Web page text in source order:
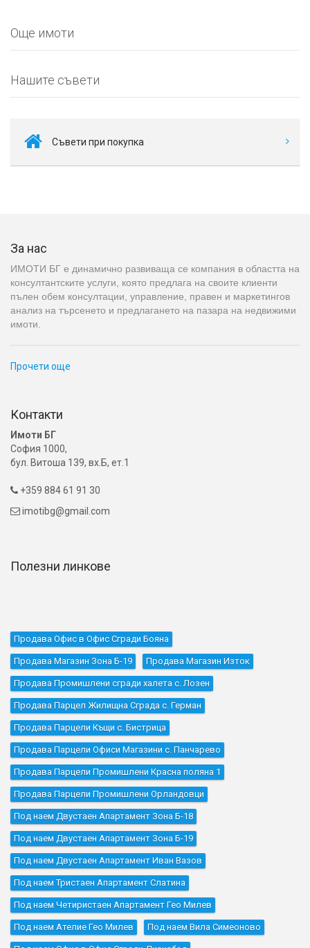
Още имоти
Нашите съвети
Съвети при покупка
За нас
ИМОТИ БГ е динамично развиваща се компания в областта на
консултантските услуги, която предлага на своите клиенти
пълен обем консултации, управление, правен и маркетингов
анализ на търсенето и предлагането на пазара на недвижими
имоти.
Прочети още
Контакти
Имоти БГ
София 1000,
бул. Витоша 139, вх.Б, ет.1
 +359 884 61 91 30
 imotibg@gmail.com
Полезни линкове
Продава Офис в Офис Сгради Бояна
Продава Магазин Зона Б-19 Продава Магазин Изток
Продава Промишлени сгради халета с. Лозен
Продава Парцел Жилищна Сграда с. Герман
Продава Парцели Къщи с. Бистрица
Продава Парцели Офиси Магазини с. Панчарево
Продава Парцели Промишлени Красна поляна 1
Продава Парцели Промишлени Орландовци
Под наем Двустаен Апартамент Зона Б-18
Под наем Двустаен Апартамент Зона Б-19
Под наем Двустаен Апартамент Иван Вазов
Под наем Тристаен Апартамент Слатина
Под наем Четиристаен Апартамент Гео Милев
Под наем Ателие Гео Милев Под наем Вила Симеоново